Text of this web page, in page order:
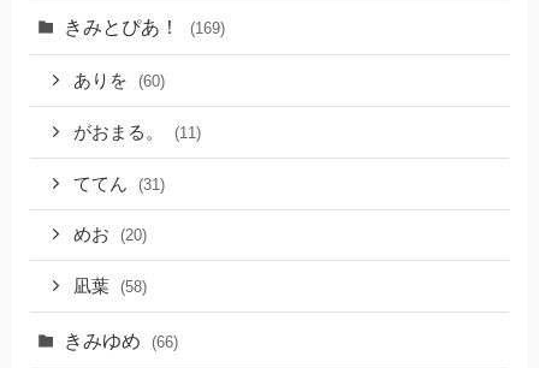
きみとぴあ！ (169)
ありを (60)
がおまる。 (11)
ててん (31)
めお (20)
凪葉 (58)
きみゆめ (66)